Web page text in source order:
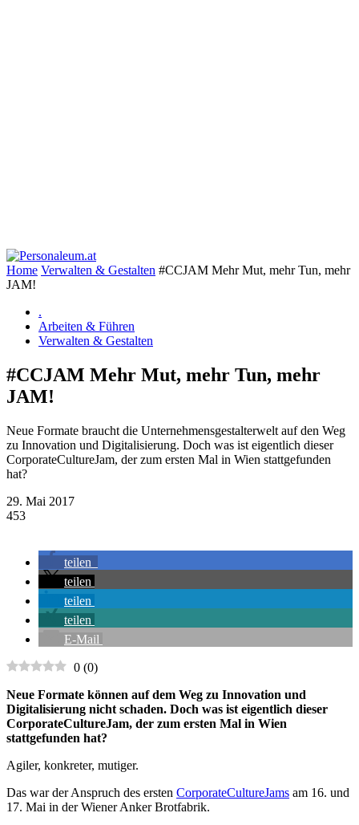
Home Verwalten & Gestalten #CCJAM Mehr Mut, mehr Tun, mehr
JAM!
.
Arbeiten & Führen
Verwalten & Gestalten
#CCJAM Mehr Mut, mehr Tun, mehr
JAM!
Neue Formate braucht die Unternehmensgestalterwelt auf den Weg
zu Innovation und Digitalisierung. Doch was ist eigentlich dieser
CorporateCultureJam, der zum ersten Mal in Wien stattgefunden
hat?
29. Mai 2017
453
teilen
teilen
teilen
teilen
E-Mail
0 (0)
Neue Formate können auf dem Weg zu Innovation und
Digitalisierung nicht schaden. Doch was ist eigentlich dieser
CorporateCultureJam, der zum ersten Mal in Wien
stattgefunden hat?
Agiler, konkreter, mutiger.
Das war der Anspruch des ersten CorporateCultureJams am 16. und
17. Mai in der Wiener Anker Brotfabrik.